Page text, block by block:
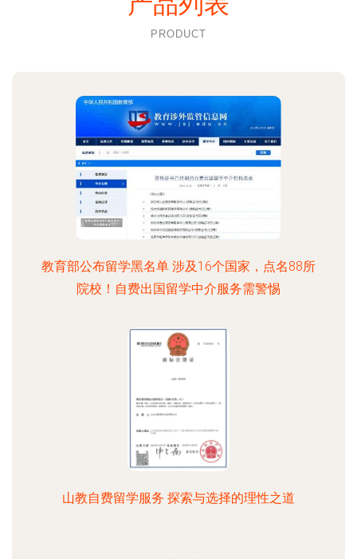
PRODUCT
教育部公布留学黑名单 涉及16个国家，点名88所
院校！自费出国留学中介服务需警惕
山教自费留学服务 探索与选择的理性之道